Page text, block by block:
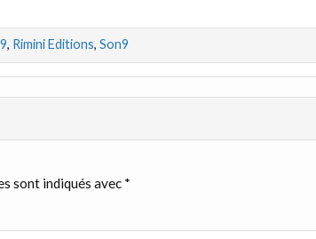
, Rimini Editions, Son9
sont indiqués avec *